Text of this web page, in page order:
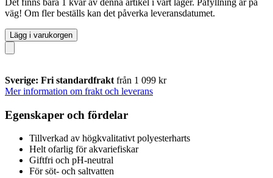
väg! Om fler beställs kan det påverka leveransdatumet.
Lägg i varukorgen
Sverige: Fri standardfrakt från 1 099 kr
Mer information om frakt och leverans
Egenskaper och fördelar
Tillverkad av högkvalitativt polyesterharts
Helt ofarlig för akvariefiskar
Giftfri och pH-neutral
För söt- och saltvatten